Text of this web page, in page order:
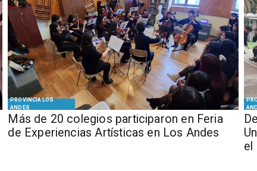
PROVINCIA LOS
ANDES
Más de 20 colegios participaron en Feria
de Experiencias Artísticas en Los Andes
el